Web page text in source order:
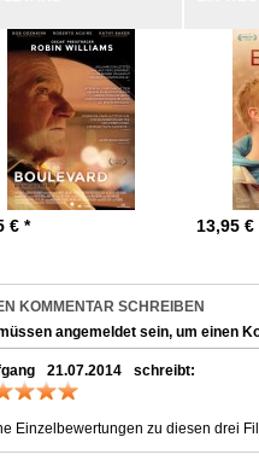
€ * 13,95 €
KOMMENTAR SCHREIBEN
angemeldet sein, um einen
schreibt:
21.07.2014
Einzelbewertungen zu diesen drei